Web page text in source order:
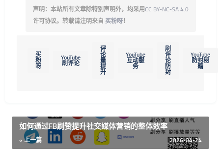
声明：本站所有文章除特别声明外，均采用CC BY-NC-SA 4.0
许可协议。转载请注明来自 买粉呀！
买
粉
呀
YouTube
刷评论
评
论
量
提
升
YouTube
互动服
务
刷
评
论
防
封
YouTube
防封秘
籍
如何通过FB刷赞提升社交媒体营销的整体效率
« 上一篇 2026-04-24